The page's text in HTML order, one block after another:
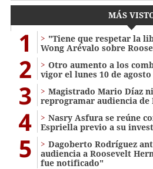
MÁS
1
"Tiene que respetar la
Wong Arévalo sobre
2
Otro aumento a los
vigor el lunes 10 de
3
Magistrado Mario Díaz
reprogramar audiencia de
4
Nasry Asfura se reúne
Espriella previo a su
5
Dagoberto Rodríguez
audiencia a Roosevelt
fue notificado"